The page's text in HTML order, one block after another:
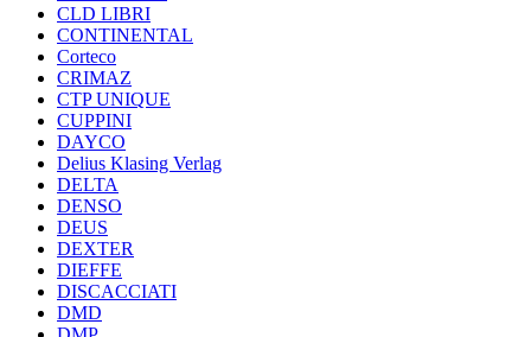
CLD LIBRI
CONTINENTAL
Corteco
CRIMAZ
CTP UNIQUE
CUPPINI
DAYCO
Delius Klasing Verlag
DELTA
DENSO
DEUS
DEXTER
DIEFFE
DISCACCIATI
DMD